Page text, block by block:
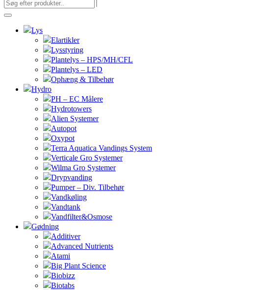
Lys
Elartikler
Lysstyring
Plantelys – HPS/MH/CFL
Plantelys – LED
Ophæng & Tilbehør
Hydro
PH – EC Målere
Hydrotowers
Alien Systemer
Autopot
Oxypot
Terra Aquatica Vandings System
Verticale Gro Systemer
Wilma Gro Systemer
Drypvanding
Pumper – Div. Tilbehør
Vandkøling
Vandtank
Vandfilter&Osmose
Gødning
Additiver
Advanced Nutrients
Atami
Big Plant Science
Biobizz
Biotabs